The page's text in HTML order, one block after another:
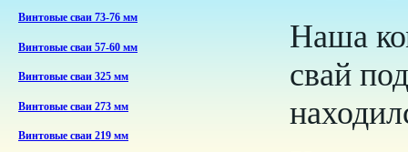
Винтовые сваи 73-76 мм
Винтовые сваи 57-60 мм
Винтовые сваи 325 мм
Винтовые сваи 273 мм
Винтовые сваи 219 мм
Наша
свай